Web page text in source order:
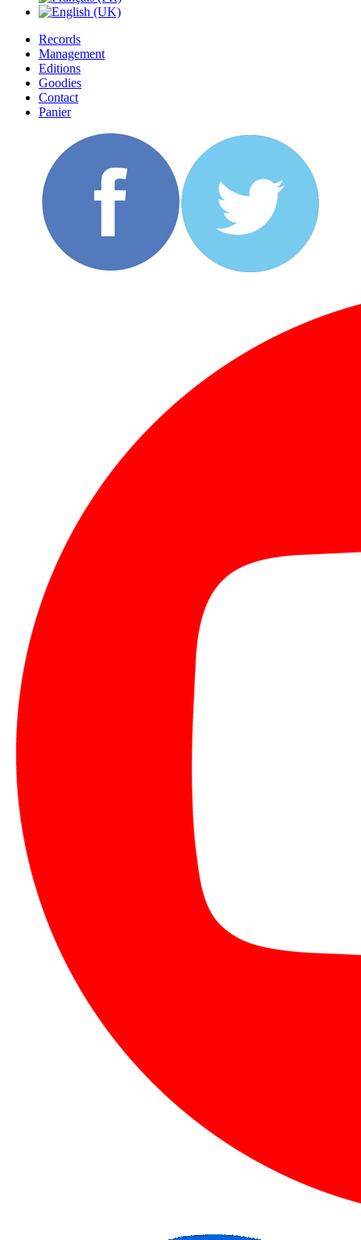
Records
Management
Editions
Goodies
Contact
Panier